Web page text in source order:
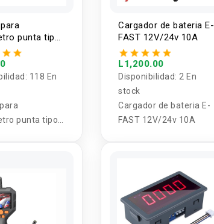
punta tipo
20A
118 En
punta tipo
Cargador de bateria E-
FAST 12V/24v 10A
L1,200.00
Disponibilidad: 2 En
stock
Cargador de bateria E-
FAST 12V/24v 10A